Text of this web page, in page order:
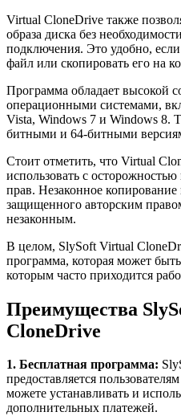
Virtual CloneDrive также
образа диска без
подключения. Это удобно,
файл или скопировать его на
Программа обладает высокой
операционными системами,
Vista, Windows 7 и Windows 8.
битными и 64-битными
Стоит отметить, что Virtual
использовать с
прав. Незаконное копирование
защищенного авторским
незаконным.
В целом, SlySoft Virtual
программа, которая может
которым часто приходится
Преимущества
CloneDrive
1. Бесплатная программа:
предоставляется
можете устанавливать и
дополнительных платежей.